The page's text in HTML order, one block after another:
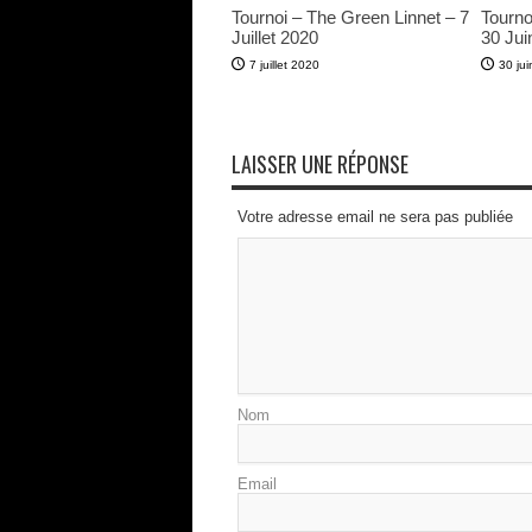
Tournoi – The Green Linnet – 7
Juillet 2020
7 juillet 2020
30
30
LAISSER UNE RÉPONSE
Votre adresse email ne sera pas publiée
Nom
Email